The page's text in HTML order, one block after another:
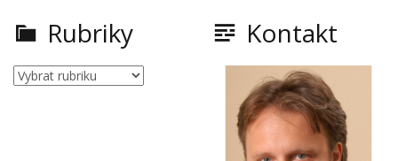
Rubriky
Rubriky
Kontakt